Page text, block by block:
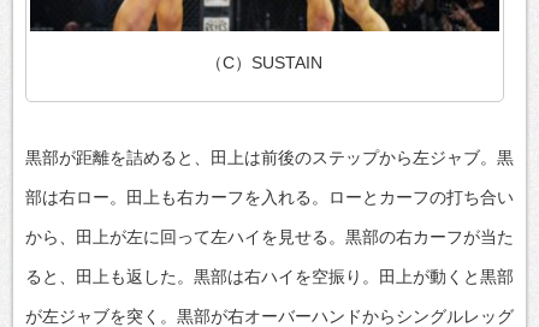
（C）SUSTAIN
黒部が距離を詰めると、田上は前後のステップから左ジャブ。黒
部は右ロー。田上も右カーフを入れる。ローとカーフの打ち合い
から、田上が左に回って左ハイを見せる。黒部の右カーフが当た
ると、田上も返した。黒部は右ハイを空振り。田上が動くと黒部
が左ジャブを突く。黒部が右オーバーハンドからシングルレッグ